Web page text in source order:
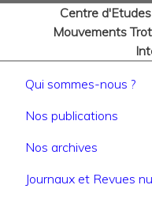
Centre
Mouvements
Navigation
Qui sommes-nous ?
Nos publications
Nos archives
Journaux et Revues